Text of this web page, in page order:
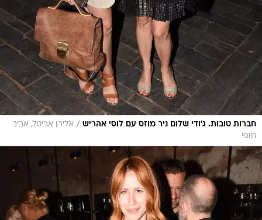
חברות טובות. ג'ודי שלום ניר מוזס עם לוסי אהריש / אלירן אביטל, אביב
חופי